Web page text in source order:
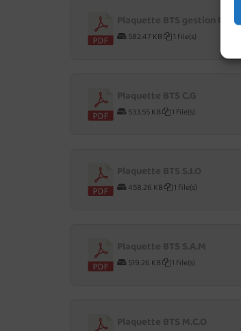
Plaquette BTS gestion P.M.E
582.47 KB 1 file(s)
533.55 KB 1 file(s)
458.26 KB 1 file(s)
519.26 KB 1 file(s)